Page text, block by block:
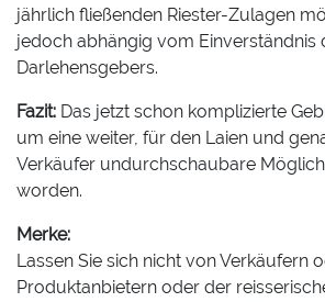
jährlich fließenden Riester-Zulagen
jedoch abhängig vom Einverständnis
Darlehensgebers.
Fazit: Das jetzt schon komplizierte
um eine weiter, für den Laien und
Verkäufer undurchschaubare
worden.
Merke:
Lassen Sie sich nicht von Verkäufern
Produktanbietern oder der